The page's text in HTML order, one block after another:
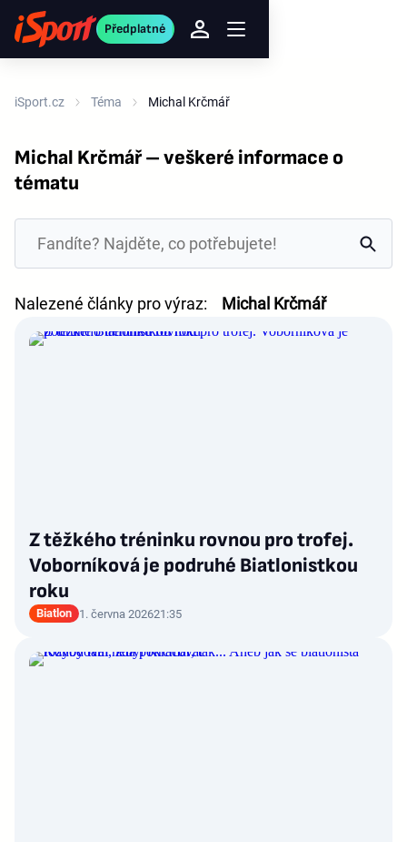
Předplatné
iSport.cz Téma Michal Krčmář
Michal Krčmář – veškeré informace o
tématu
Nalezené články pro výraz: Michal Krčmář
Z těžkého tréninku rovnou pro trofej.
Voborníková je podruhé Biatlonistkou
roku
Biatlon 1. června 202621:35